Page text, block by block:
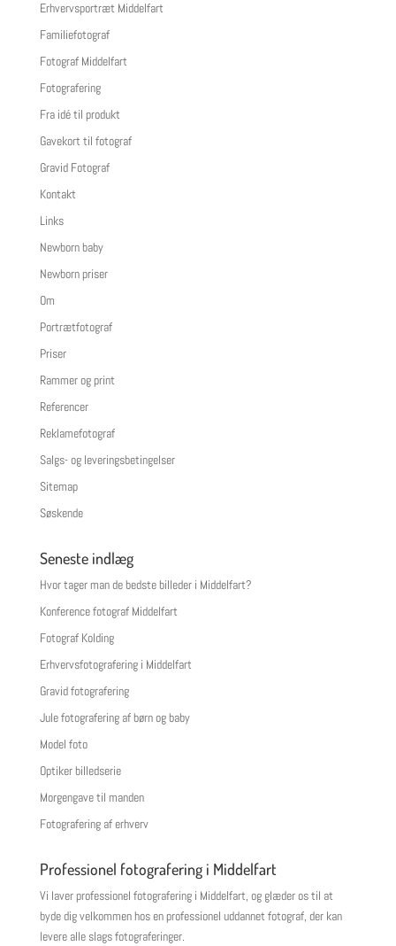
Erhvervsportræt Middelfart
Familiefotograf
Fotograf Middelfart
Fotografering
Fra idé til produkt
Gavekort til fotograf
Gravid Fotograf
Kontakt
Links
Newborn baby
Newborn priser
Om
Portrætfotograf
Priser
Rammer og print
Referencer
Reklamefotograf
Salgs- og leveringsbetingelser
Sitemap
Søskende
Seneste indlæg
Hvor tager man de bedste billeder i Middelfart?
Konference fotograf Middelfart
Fotograf Kolding
Erhvervsfotografering i Middelfart
Gravid fotografering
Jule fotografering af børn og baby
Model foto
Optiker billedserie
Morgengave til manden
Fotografering af erhverv
Professionel fotografering i Middelfart
Vi laver professionel fotografering i Middelfart, og glæder os til at
byde dig velkommen hos en professionel uddannet fotograf, der kan
levere alle slags fotograferinger.